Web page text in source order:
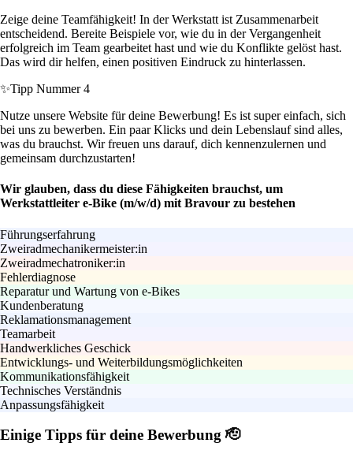
Zeige deine Teamfähigkeit! In der Werkstatt ist Zusammenarbeit
entscheidend. Bereite Beispiele vor, wie du in der Vergangenheit
erfolgreich im Team gearbeitet hast und wie du Konflikte gelöst hast.
Das wird dir helfen, einen positiven Eindruck zu hinterlassen.
✨Tipp Nummer 4
Nutze unsere Website für deine Bewerbung! Es ist super einfach, sich
bei uns zu bewerben. Ein paar Klicks und dein Lebenslauf sind alles,
was du brauchst. Wir freuen uns darauf, dich kennenzulernen und
gemeinsam durchzustarten!
Wir glauben, dass du diese Fähigkeiten brauchst, um
Werkstattleiter e-Bike (m/w/d) mit Bravour zu bestehen
Führungserfahrung
Zweiradmechanikermeister:in
Zweiradmechatroniker:in
Fehlerdiagnose
Reparatur und Wartung von e-Bikes
Kundenberatung
Reklamationsmanagement
Teamarbeit
Handwerkliches Geschick
Entwicklungs- und Weiterbildungsmöglichkeiten
Kommunikationsfähigkeit
Technisches Verständnis
Anpassungsfähigkeit
Einige Tipps für deine Bewerbung 🫡